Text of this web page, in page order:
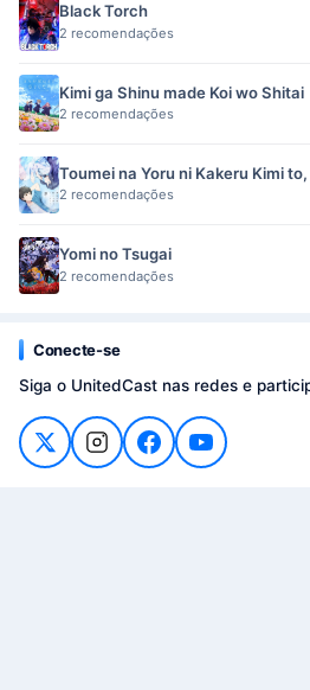
Black Torch
2 recomendações
Kimi ga Shinu made Koi wo Shitai
2 recomendações
Toumei na Yoru ni Kakeru Kimi
2 recomendações
Yomi no Tsugai
2 recomendações
Conecte-se
Siga o UnitedCast nas redes e